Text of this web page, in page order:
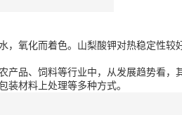
氧化而着色。山梨酸钾对热稳定性较好
品、饲料等行业中，从发展趋势看，
装材料上处理等多种方式。